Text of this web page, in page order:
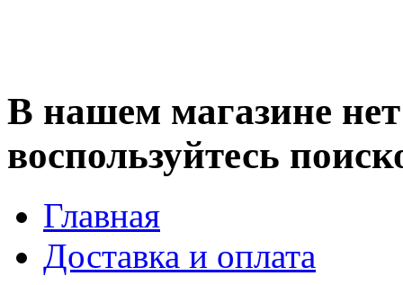
В нашем магазине нет
воспользуйтесь
Главная
Доставка и оплата